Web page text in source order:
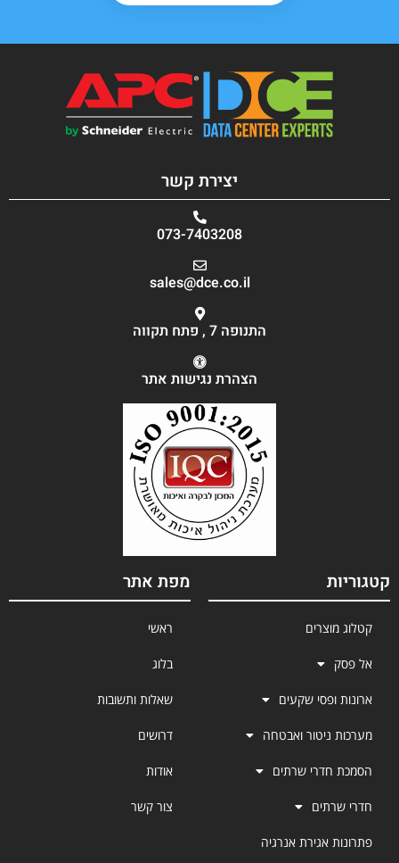
יצירת קשר
073-7403208
sales@dce.co.il
התנופה 7 , פתח תקווה
הצהרת נגישות אתר
קטגוריות
קטלוג מוצרים
אל פסק
ארונות ופסי שקעים
מערכות ניטור ואבטחה
הסמכת חדרי שרתים
חדרי שרתים
פתרונות אגירת אנרגיה
מפת אתר
ראשי
בלוג
שאלות ותשובות
דרושים
אודות
צור קשר